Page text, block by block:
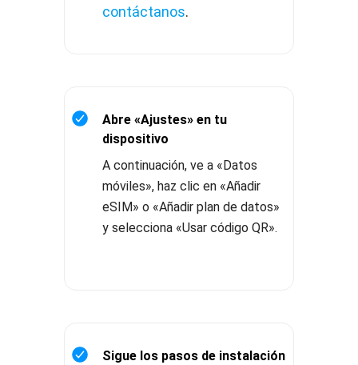
contáctanos.
Abre «Ajustes» en tu
dispositivo
A continuación, ve a «Datos
móviles», haz clic en «Añadir
eSIM» o «Añadir plan de datos»
y selecciona «Usar código QR».
Sigue los pasos de instalación